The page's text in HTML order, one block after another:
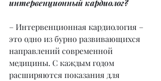
интервенционный кардиолог?
– Интервенционная кардиология –
это одно из бурно развивающихся
направлений современной
медицины. С каждым годом
расширяются показания для